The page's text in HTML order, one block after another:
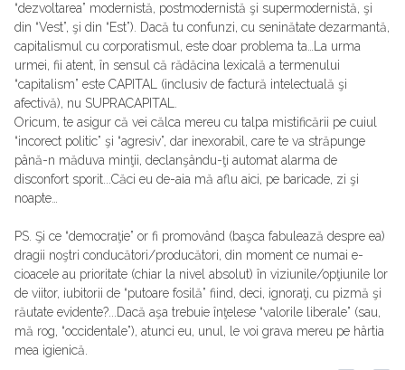
“dezvoltarea” modernistă, postmodernistă şi supermodernistă, şi
din “Vest”, şi din “Est”). Dacă tu confunzi, cu seninătate dezarmantă,
capitalismul cu corporatismul, este doar problema ta…La urma
urmei, fii atent, în sensul că rădăcina lexicală a termenului
“capitalism” este CAPITAL (inclusiv de factură intelectuală şi
afectivă), nu SUPRACAPITAL.
Oricum, te asigur că vei călca mereu cu talpa mistificării pe cuiul
“incorect politic” şi “agresiv”, dar inexorabil, care te va străpunge
până-n măduva minţii, declanşându-ţi automat alarma de
disconfort sporit...Căci eu de-aia mă aflu aici, pe baricade, zi şi
noapte…
PS. Şi ce “democraţie” or fi promovând (başca fabulează despre ea)
dragii noştri conducători/producători, din moment ce numai e-
cioacele au prioritate (chiar la nivel absolut) în viziunile/opţiunile lor
de viitor, iubitorii de “putoare fosilă” fiind, deci, ignoraţi, cu pizmă şi
răutate evidente?...Dacă aşa trebuie înţelese “valorile liberale” (sau,
mă rog, “occidentale”), atunci eu, unul, le voi grava mereu pe hârtia
mea igienică.